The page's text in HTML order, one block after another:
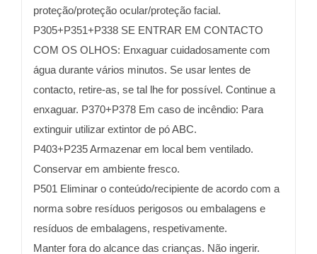
proteção/proteção ocular/proteção facial.
P305+P351+P338 SE ENTRAR EM CONTACTO
COM OS OLHOS: Enxaguar cuidadosamente com
água durante vários minutos. Se usar lentes de
contacto, retire-as, se tal lhe for possível. Continue a
enxaguar. P370+P378 Em caso de incêndio: Para
extinguir utilizar extintor de pó ABC.
P403+P235 Armazenar em local bem ventilado.
Conservar em ambiente fresco.
P501 Eliminar o conteúdo/recipiente de acordo com a
norma sobre resíduos perigosos ou embalagens e
resíduos de embalagens, respetivamente.
Manter fora do alcance das crianças. Não ingerir.